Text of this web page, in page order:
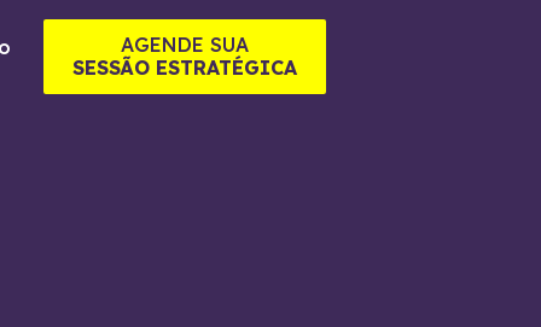
AGENDE SUA
SESSÃO ESTRATÉGICA